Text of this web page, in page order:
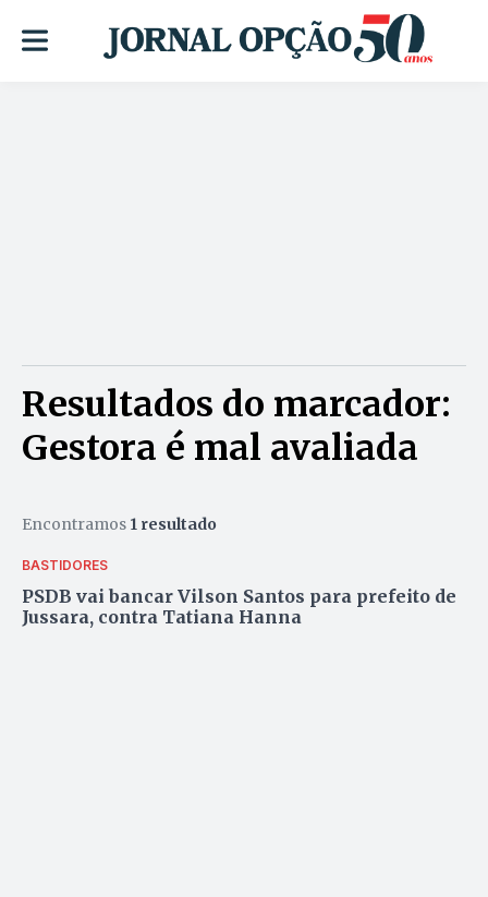
Resultados do marcador:
Gestora é mal avaliada
Encontramos 1 resultado
BASTIDORES
PSDB vai bancar Vilson Santos para prefeito de
Jussara, contra Tatiana Hanna